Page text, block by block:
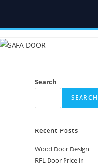
to
Search
SEARCH
Recent Posts
Wood Door Design
RFL Door Price in